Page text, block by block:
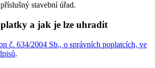
stavební úřad.
a jak je lze uhradit
č. 634/2004 Sb., o správních poplatcích, ve
.